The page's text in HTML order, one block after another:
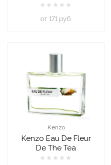
oт 171 руб.
Kenzo
Kenzo Eau De Fleur
De The Tea